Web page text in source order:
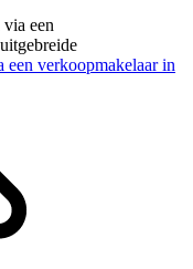
een
een verkoopmakelaar in